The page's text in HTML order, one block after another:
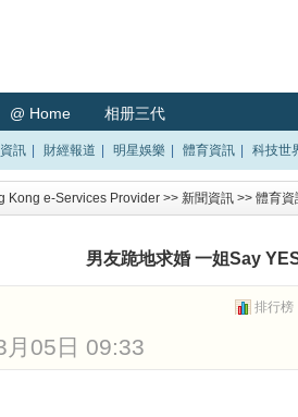
@ Home 相册三代
訊 財經報道 明星娛樂 體育資訊 科技世
Kong e-Services Provider >> 新聞資訊 >> 體育資
男友跪地求婚 一姐Say
排行榜
月05日 09:33